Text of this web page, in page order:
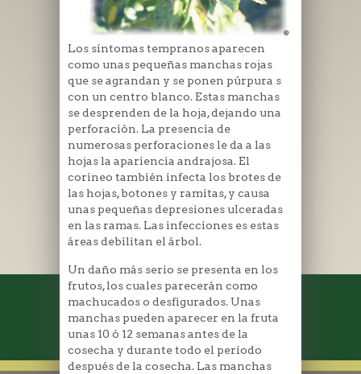
Los síntomas tempranos aparecen
como unas pequeñas manchas rojas
que se agrandan y se ponen púrpura s
con un centro blanco. Estas manchas
se desprenden de la hoja, dejando una
perforación. La presencia de
numerosas perforaciones le da a las
hojas la apariencia andrajosa. El
corineo también infecta los brotes de
las hojas, botones y ramitas, y causa
unas pequeñas depresiones ulceradas
en las ramas. Las infecciones es estas
áreas debilitan el árbol.
Un daño más serio se presenta en los
frutos, los cuales parecerán como
machucados o desfigurados. Unas
manchas pueden aparecer en la fruta
unas 10 ó 12 semanas antes de la
cosecha y durante todo el período
después de la cosecha. Las manchas